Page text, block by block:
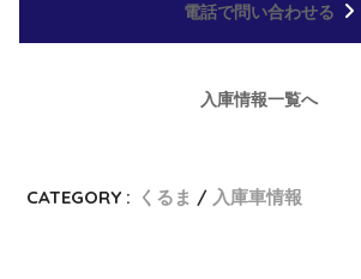
電話で問い合わせる
入庫情報一覧へ
CATEGORY : くるま 入庫車情報